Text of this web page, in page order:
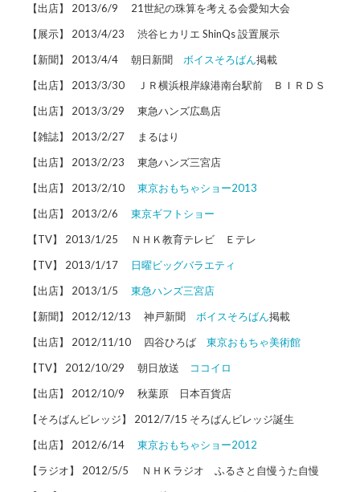
【出店】 2013/6/9 21世紀の珠算を考える会愛知大会
【展示】 2013/4/23 渋谷ヒカリエ ShinQs 設置展示
【新聞】 2013/4/4 朝日新聞 ボイスそろばん掲載
【出店】 2013/3/30 ＪＲ横浜根岸線港南台駅前 ＢＩＲＤＳ
【出店】 2013/3/29 東急ハンズ広島店
【雑誌】 2013/2/27 まるはり
【出店】 2013/2/23 東急ハンズ三宮店
【出店】 2013/2/10
東京おもちゃショー2013
【出店】 2013/2/6 東京ギフトショー
【TV】 2013/1/25 ＮＨＫ教育テレビ Ｅテレ
【TV】 2013/1/17
日曜ビッグバラエティ
【出店】 2013/1/5 東急ハンズ三宮店
【新聞】 2012/12/13 神戸新聞 ボイスそろばん掲載
【出店】 2012/11/10 四谷ひろば 東京おもちゃ美術館
【TV】 2012/10/29 朝日放送
ココイロ
【出店】 2012/10/9 秋葉原 日本百貨店
【そろばんビレッジ】 2012/7/15 そろばんビレッジ誕生
【出店】 2012/6/14東京おもちゃショー2012
【ラジオ】 2012/5/5 ＮＨＫラジオ ふるさと自慢うた自慢